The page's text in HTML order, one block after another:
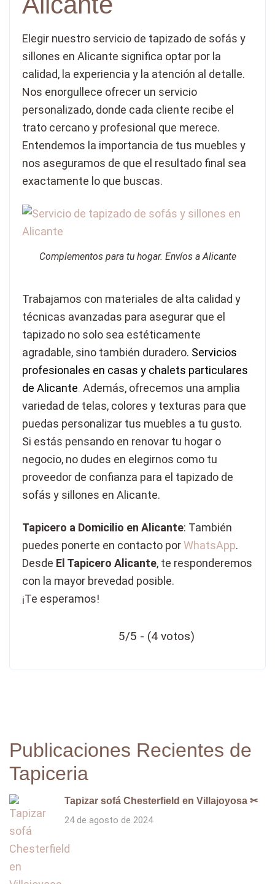
Elegir nuestro servicio de tapizado de sofás y
sillones en Alicante significa optar por la
calidad, la experiencia y la atención al detalle.
Nos enorgullece ofrecer un servicio
personalizado, donde cada cliente recibe el
trato cercano y profesional que merece.
Entendemos la importancia de tus muebles y
nos aseguramos de que el resultado final sea
exactamente lo que buscas.
Complementos para tu hogar. Envíos a Alicante
Trabajamos con materiales de alta calidad y
técnicas avanzadas para asegurar que el
tapizado no solo sea estéticamente
agradable, sino también duradero. Servicios
profesionales en casas y chalets particulares
de Alicante. Además, ofrecemos una amplia
variedad de telas, colores y texturas para que
puedas personalizar tus muebles a tu gusto.
Si estás pensando en renovar tu hogar o
negocio, no dudes en elegirnos como tu
proveedor de confianza para el tapizado de
sofás y sillones en Alicante.
Tapicero a Domicilio en Alicante: También
puedes ponerte en contacto porWhatsApp.
Desde El Tapicero Alicante, te responderemos
con la mayor brevedad posible.
¡Te esperamos!
5/5 - (4 votos)
Publicaciones Recientes de
Tapiceria
Tapizar sofá Chesterfield en Villajoyosa ✂
24 de agosto de 2024